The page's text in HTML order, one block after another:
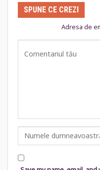
SPUNE CE CREZI
Adresa de